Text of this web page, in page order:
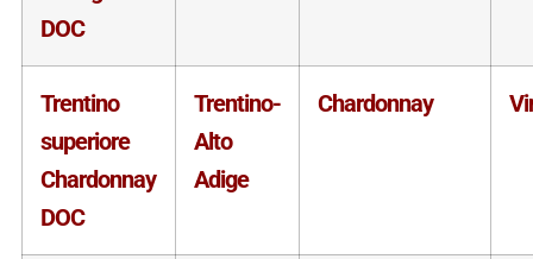
DOC
Trentino
superiore
Chardonnay
DOC
Trentino-
Alto
Adige
Chardonnay